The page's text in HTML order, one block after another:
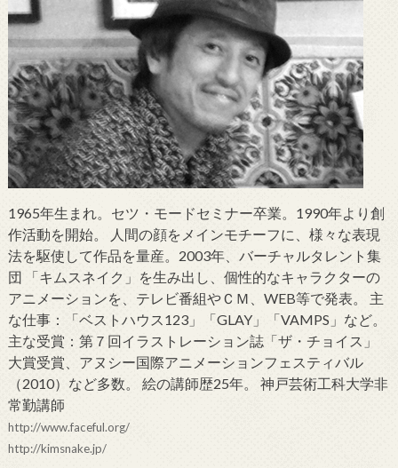
1965年生まれ。セツ・モードセミナー卒業。1990年より創
作活動を開始。 人間の顔をメインモチーフに、様々な表現
法を駆使して作品を量産。2003年、バーチャルタレント集
団 「キムスネイク」を生み出し、個性的なキャラクターの
アニメーションを、テレビ番組やＣＭ、WEB等で発表。 主
な仕事：「ベストハウス123」「GLAY」「VAMPS」など。
主な受賞：第７回イラストレーション誌「ザ・チョイス」
大賞受賞、アヌシー国際アニメーションフェスティバル
（2010）など多数。 絵の講師歴25年。 神戸芸術工科大学非
常勤講師
http://www.faceful.org/
http://kimsnake.jp/